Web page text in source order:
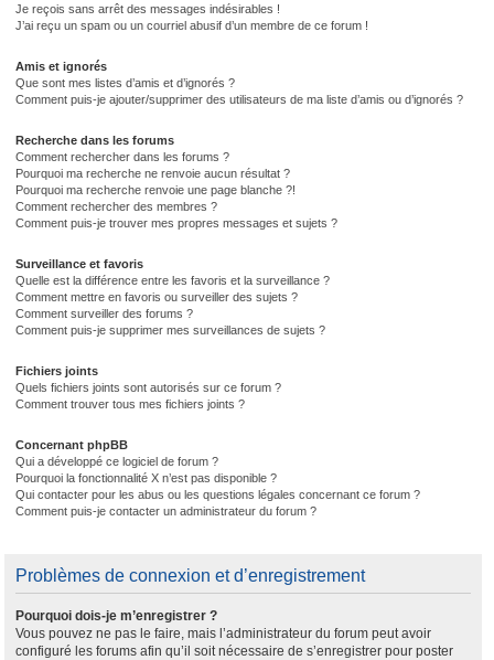
Je reçois sans arrêt des messages indésirables !
J’ai reçu un spam ou un courriel abusif d’un membre de ce forum !
Amis et ignorés
Que sont mes listes d’amis et d’ignorés ?
Comment puis-je ajouter/supprimer des utilisateurs de ma liste d’amis ou d’ignorés ?
Recherche dans les forums
Comment rechercher dans les forums ?
Pourquoi ma recherche ne renvoie aucun résultat ?
Pourquoi ma recherche renvoie une page blanche ?!
Comment rechercher des membres ?
Comment puis-je trouver mes propres messages et sujets ?
Surveillance et favoris
Quelle est la différence entre les favoris et la surveillance ?
Comment mettre en favoris ou surveiller des sujets ?
Comment surveiller des forums ?
Comment puis-je supprimer mes surveillances de sujets ?
Fichiers joints
Quels fichiers joints sont autorisés sur ce forum ?
Comment trouver tous mes fichiers joints ?
Concernant phpBB
Qui a développé ce logiciel de forum ?
Pourquoi la fonctionnalité X n’est pas disponible ?
Qui contacter pour les abus ou les questions légales concernant ce forum ?
Comment puis-je contacter un administrateur du forum ?
Problèmes de connexion et d’enregistrement
Pourquoi dois-je m’enregistrer ?
Vous pouvez ne pas le faire, mais l’administrateur du forum peut avoir
configuré les forums afin qu’il soit nécessaire de s’enregistrer pour poster